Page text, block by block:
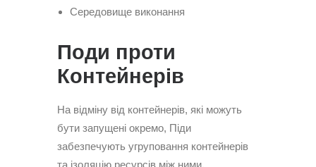
Середовище виконання
Поди проти
Контейнерів
На відміну від контейнерів, які можуть
бути запущені окремо, Піди
забезпечують угруповання контейнерів
та ізоляцію ресурсів між ними.